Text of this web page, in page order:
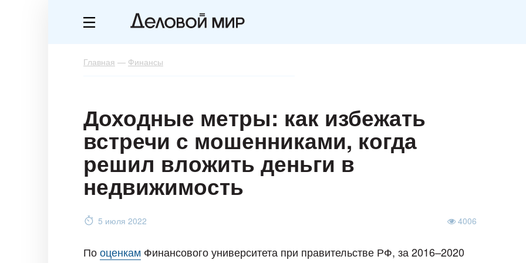
Главная — Финансы
Доходные метры: как избежать
встречи с мошенниками, когда
решил вложить деньги в
недвижимость
5 июля 2022 4006
Пооценкам Финансового университета при правительстве РФ, за 2016–2020